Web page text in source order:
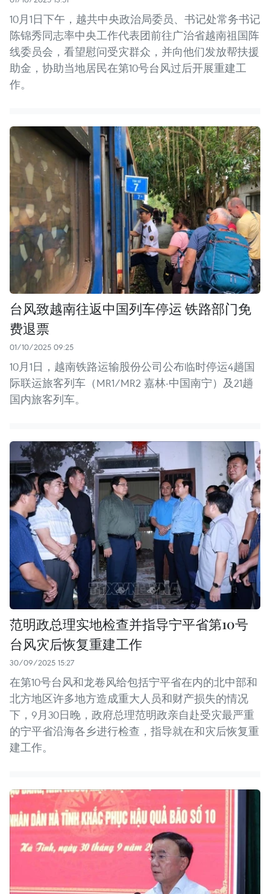
10月1日下午，越共中央政治局委员、书记处常务书记
陈锦秀同志率中央工作代表团前往广治省越南祖国阵
线委员会，看望慰问受灾群众，并向他们发放帮扶援
助金，协助当地居民在第10号台风过后开展重建工
作。
台风致越南往返中国列车停运 铁路部门免
费退票
01/10/2025 09:25
10月1日，越南铁路运输股份公司公布临时停运4趟国
际联运旅客列车（MR1/MR2 嘉林-中国南宁）及21趟
国内旅客列车。
范明政总理实地检查并指导宁平省第10号
台风灾后恢复重建工作
30/09/2025 15:27
在第10号台风和龙卷风给包括宁平省在内的北中部和
北方地区许多地方造成重大人员和财产损失的情况
下，9月30日晚，政府总理范明政亲自赴受灾最严重
的宁平省沿海各乡进行检查，指导就在和灾后恢复重
建工作。